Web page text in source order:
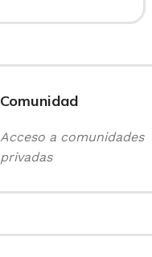
Comunidad
Acceso a comunidades
privadas